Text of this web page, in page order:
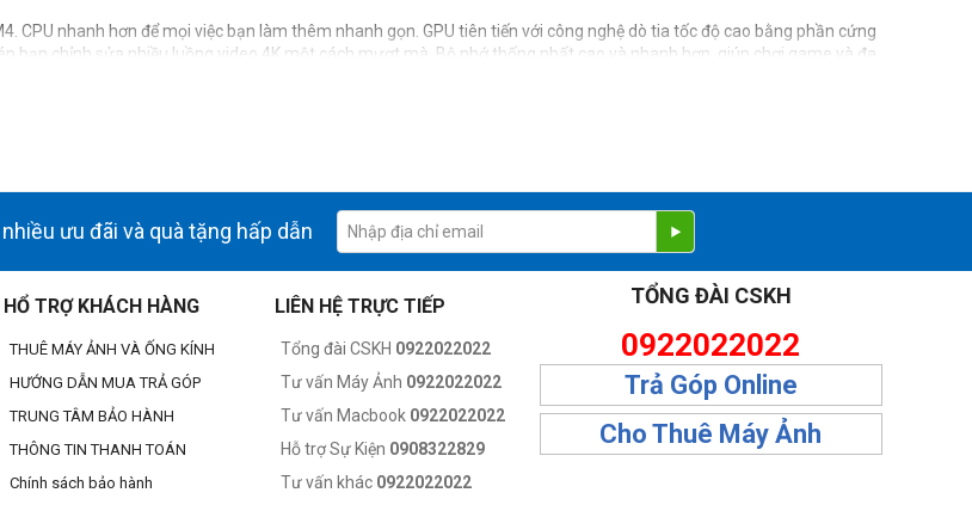
CPU nhanh hơn để mọi việc bạn làm thêm nhanh gọn. GPU tiên tiến với công nghệ dò tia tốc độ cao bằng phần cứng
bạn chỉnh sửa nhiều luồng video 4K một cách mượt mà. Bộ nhớ thống nhất cao và nhanh hơn, giúp chơi game và đa
trợ các tác vụ AI như tự động cải thiện hình ảnh và loại bỏ tiếng ồn nền trong video.
ưu đãi và quà tặng hấp dẫn
HỔ TRỢ KHÁCH HÀNG
THUÊ MÁY ẢNH VÀ ỐNG KÍNH
HƯỚNG DẪN MUA TRẢ GÓP
TRUNG TÂM BẢO HÀNH
THÔNG TIN THANH TOÁN
Chính sách bảo hành
LIÊN HỆ TRỰC TIẾP
Tổng đài CSKH 0922022022
Tư vấn Máy Ảnh 0922022022
Tư vấn Macbook 0922022022
Hỗ trợ Sự Kiện 0908322829
Tư vấn khác 0922022022
TỔNG ĐÀI CSKH
0922022022
Trả Góp Online
Cho Thuê Máy Ảnh